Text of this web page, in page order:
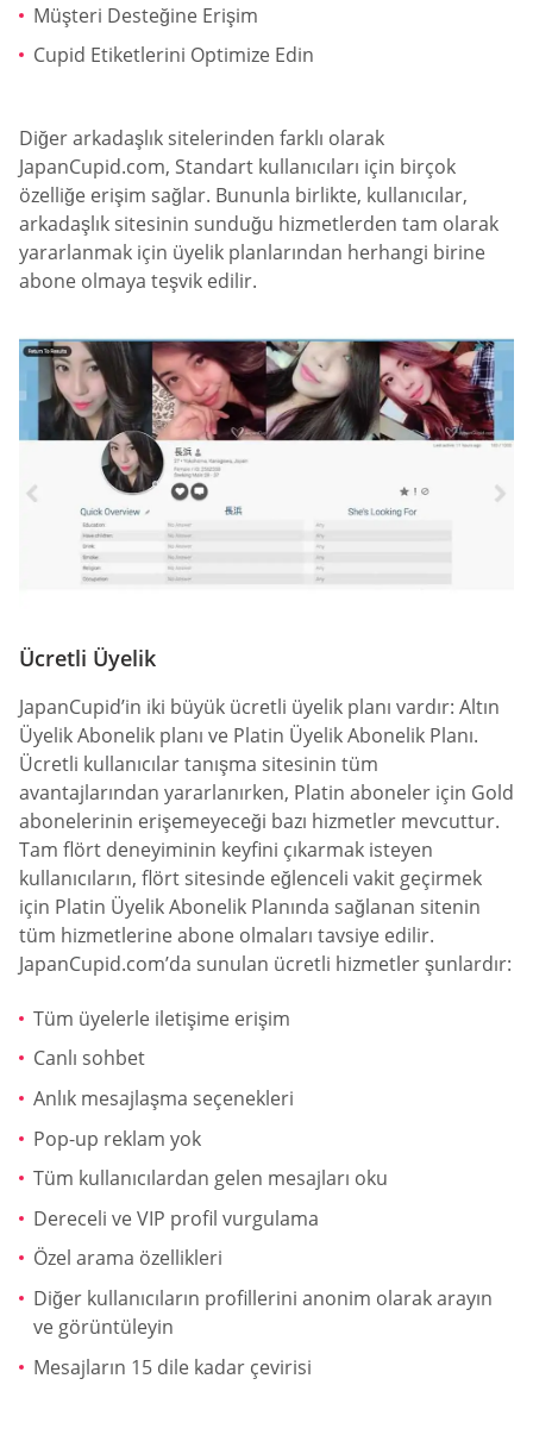
Müşteri Desteğine Erişim
Cupid Etiketlerini Optimize Edin
Diğer arkadaşlık sitelerinden farklı olarak
JapanCupid.com, Standart kullanıcıları için birçok
özelliğe erişim sağlar. Bununla birlikte, kullanıcılar,
arkadaşlık sitesinin sunduğu hizmetlerden tam olarak
yararlanmak için üyelik planlarından herhangi birine
abone olmaya teşvik edilir.
Ücretli Üyelik
JapanCupid’in iki büyük ücretli üyelik planı vardır: Altın
Üyelik Abonelik planı ve Platin Üyelik Abonelik Planı.
Ücretli kullanıcılar tanışma sitesinin tüm
avantajlarından yararlanırken, Platin aboneler için Gold
abonelerinin erişemeyeceği bazı hizmetler mevcuttur.
Tam flört deneyiminin keyfini çıkarmak isteyen
kullanıcıların, flört sitesinde eğlenceli vakit geçirmek
için Platin Üyelik Abonelik Planında sağlanan sitenin
tüm hizmetlerine abone olmaları tavsiye edilir.
JapanCupid.com’da sunulan ücretli hizmetler şunlardır:
Tüm üyelerle iletişime erişim
Canlı sohbet
Anlık mesajlaşma seçenekleri
Pop-up reklam yok
Tüm kullanıcılardan gelen mesajları oku
Dereceli ve VIP profil vurgulama
Özel arama özellikleri
Diğer kullanıcıların profillerini anonim olarak arayın
ve görüntüleyin
Mesajların 15 dile kadar çevirisi